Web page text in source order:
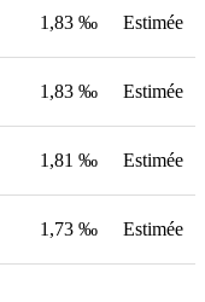
1,83 ‰ Estimée
1,83 ‰ Estimée
1,81 ‰ Estimée
1,73 ‰ Estimée